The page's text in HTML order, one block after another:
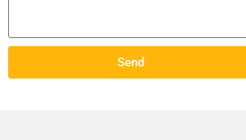
Send